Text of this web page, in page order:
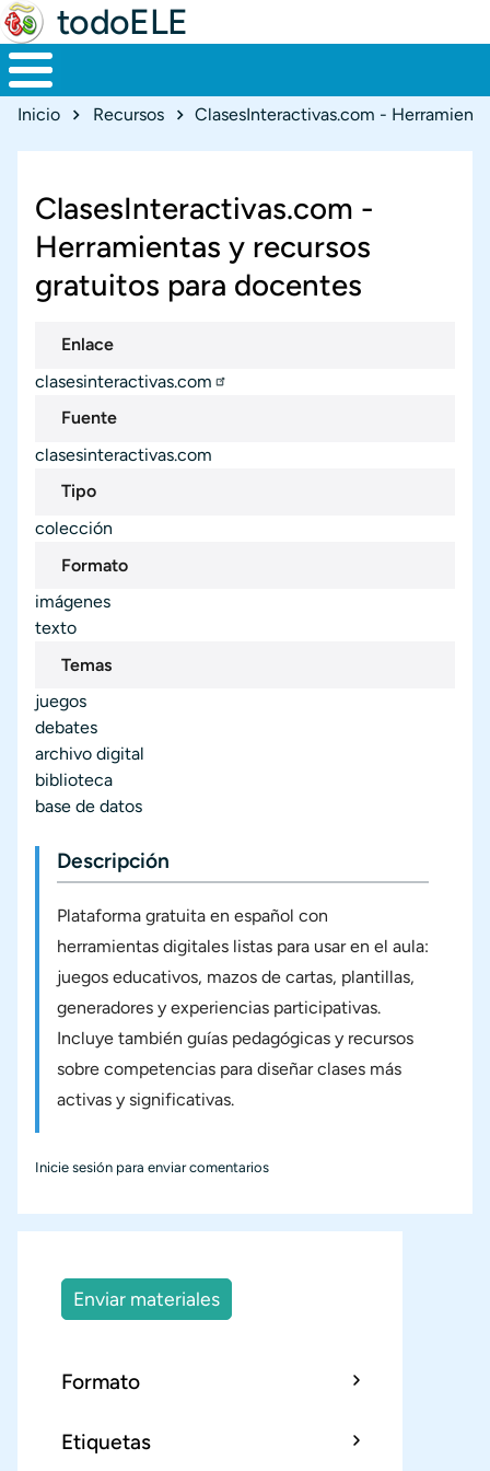
todoELE
Ruta de navegación
Inicio Recursos
ClasesInteractivas.com -
Herramientas y recursos
gratuitos para docentes
Enlace
clasesinteractivas.com
Fuente
clasesinteractivas.com
Tipo
colección
Formato
imágenes
texto
Temas
juegos
debates
archivo digital
biblioteca
base de datos
Descripción
Plataforma gratuita en español con
herramientas digitales listas para usar en el aula:
juegos educativos, mazos de cartas, plantillas,
generadores y experiencias participativas.
Incluye también guías pedagógicas y recursos
sobre competencias para diseñar clases más
activas y significativas.
Inicie sesión para enviar comentarios
Enviar materiales
Formato
Etiquetas